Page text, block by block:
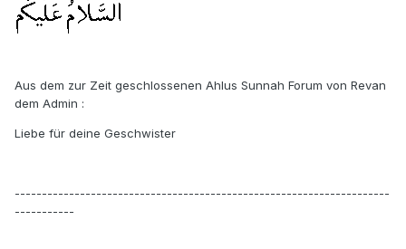
Aus dem zur Zeit geschlossenen Ahlus Sunnah Forum von Revan
dem Admin :
Liebe für deine Geschwister
---------------------------------------------------------------------
-----------